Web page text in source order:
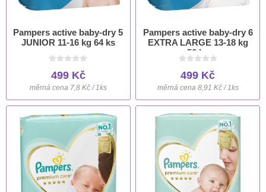
Pampers active baby-dry 5
JUNIOR 11-16 kg 64 ks
499 Kč
měrná cena 7,8 Kč / 1ks
Pampers active baby-dry 6
EXTRA LARGE 13-18 kg
56 ks
499 Kč
měrná cena 8,91 Kč / 1ks